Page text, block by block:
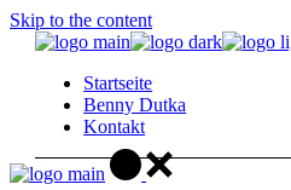
Skip to the content
Startseite
Benny Dutka
Kontakt